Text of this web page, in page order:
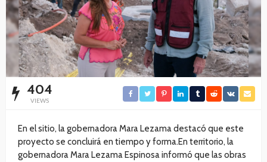
404
VIEWS
En el sitio, la gobernadora Mara Lezama destacó que este
proyecto se concluirá en tiempo y forma.En territorio, la
gobernadora Mara Lezama Espinosa informó que las obras